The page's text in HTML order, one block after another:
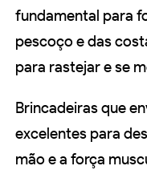
fundamental para
pescoço e das
para rastejar e se
Brincadeiras que
excelentes para
mão e a força